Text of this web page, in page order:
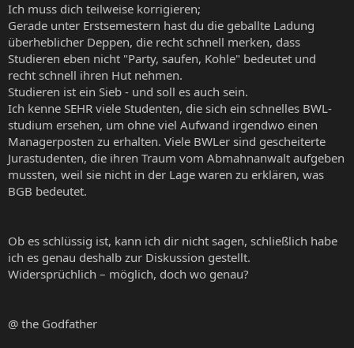
Ich muss dich teilweise korrigieren;
Gerade unter Erstsemestern hast du die geballte Ladung
überheblicher Deppen, die recht schnell merken, dass
Studieren eben nicht "Party, saufen, Kohle" bedeutet und
recht schnell ihren Hut nehmen.
Studieren ist ein Sieb - und soll es auch sein.
Ich kenne SEHR viele Studenten, die sich ein schnelles BWL-
studium ersehen, um ohne viel Aufwand irgendwo einen
Managerposten zu erhalten. Viele BWLer sind gescheiterte
Jurastudenten, die ihren Traum vom Abmahnanwalt aufgeben
mussten, weil sie nicht in der Lage waren zu erklären, was
BGB bedeutet.
Ob es schlüssig ist, kann ich dir nicht sagen, schließlich habe
ich es genau deshalb zur Diskussion gestellt.
Widersprüchlich – möglich, doch wo genau?
@ the Godfather